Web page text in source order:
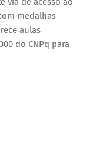
medalhas
aulas
do CNPq para